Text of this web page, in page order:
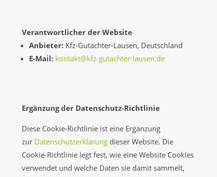
Verantwortlicher der Website
Anbieter: Kfz-Gutachter-Lausen, Deutschland
E-Mail: kontakt@kfz-gutachter-lausen.de
Ergänzung der Datenschutz-Richtlinie
Diese Cookie-Richtlinie ist eine Ergänzung
zur Datenschutzerklärungdieser Website. Die
Cookie-Richtlinie legt fest, wie eine Website Cookies
verwendet und welche Daten sie damit sammelt,